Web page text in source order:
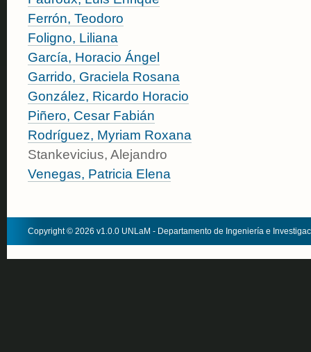
Ferrón, Teodoro
Foligno, Liliana
García, Horacio Ángel
Garrido, Graciela Rosana
González, Ricardo Horacio
Piñero, Cesar Fabián
Rodríguez, Myriam Roxana
Stankevicius, Alejandro
Venegas, Patricia Elena
Copyright © 2026 v1.0.0 UNLaM - Departamento de Ingeniería e